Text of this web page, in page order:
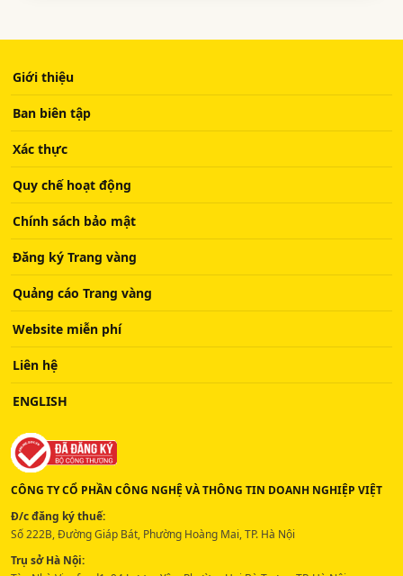
Giới thiệu
Ban biên tập
Xác thực
Quy chế hoạt động
Chính sách bảo mật
Đăng ký Trang vàng
Quảng cáo Trang vàng
Website miễn phí
Liên hệ
ENGLISH
CÔNG TY CỔ PHẦN CÔNG NGHỆ VÀ THÔNG TIN DOANH NGHIỆP VIỆT
Đ/c đăng ký thuế:
Số 222B, Đường Giáp Bát, Phường Hoàng Mai, TP. Hà Nội
Trụ sở Hà Nội: